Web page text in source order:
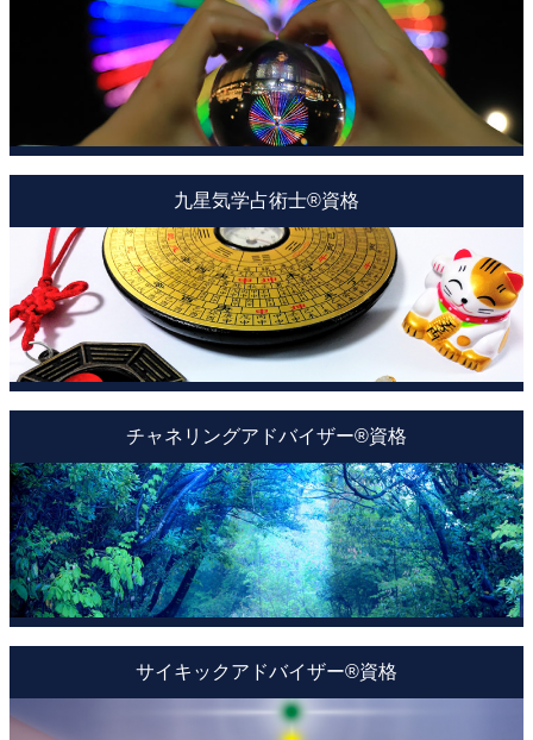
九星気学占術士®資格
チャネリングアドバイザー®資格
サイキックアドバイザー®資格